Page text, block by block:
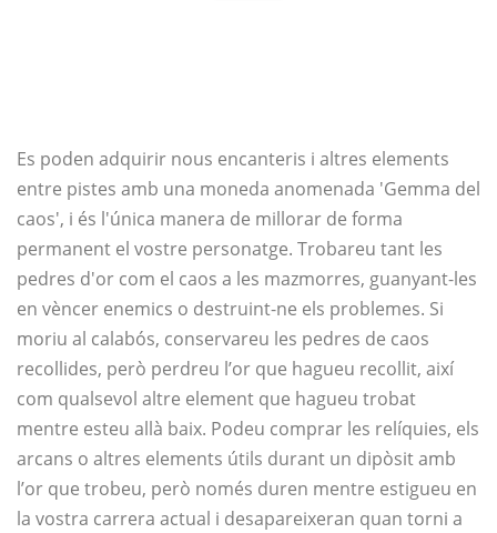
Es poden adquirir nous encanteris i altres elements
entre pistes amb una moneda anomenada 'Gemma del
caos', i és l'única manera de millorar de forma
permanent el vostre personatge. Trobareu tant les
pedres d'or com el caos a les mazmorres, guanyant-les
en vèncer enemics o destruint-ne els problemes. Si
moriu al calabós, conservareu les pedres de caos
recollides, però perdreu l’or que hagueu recollit, així
com qualsevol altre element que hagueu trobat
mentre esteu allà baix. Podeu comprar les relíquies, els
arcans o altres elements útils durant un dipòsit amb
l’or que trobeu, però només duren mentre estigueu en
la vostra carrera actual i desapareixeran quan torni a